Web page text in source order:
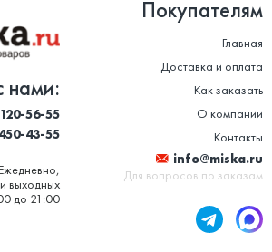
нами:
56-55
43-55
Ежедневно,
выходных
до 21:00
Покупателям
Главная
Доставка и оплата
Как заказать
О компании
Контакты
info@miska.ru
Для вопросов по заказам